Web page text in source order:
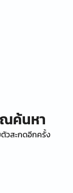
ค้นหา
วสะกดอีกครั้ง